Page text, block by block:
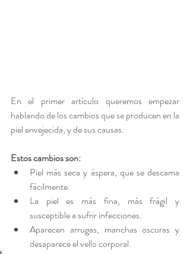
En el primer artículo queremos empezar
hablando de los cambios que se producen en la
piel envejecida, y de sus causas.
Estos cambios son:
Piel más seca y áspera, que se descama
fácilmente.
La piel es más fina, más frágil y
susceptible a sufrir infecciones.
Aparecen arrugas, manchas oscuras y
desaparece el vello corporal.